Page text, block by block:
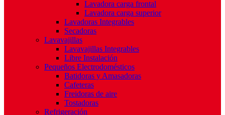
Lavadora carga frontal
Lavadora carga superior
Lavadoras Integrables
Secadoras
Lavavajillas
Lavavajillas Integrables
Libre Instalación
Pequeños Electrodomésticos
Batidoras y Amasadoras
Cafeteras
Freidoras de aire
Tostadoras
Refrigeración